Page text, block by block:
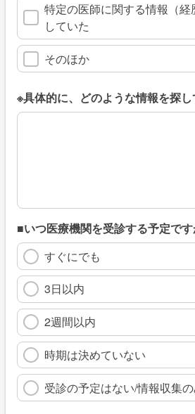
特定の医師に関する情報（
していた
そのほか
※具体的に、どのような情報を探
※具体的に、どのような情報を探し
■いつ医療機関を受診する予定で
すぐにでも
3日以内
2週間以内
時期は決めていない
受診の予定はない/情報収集